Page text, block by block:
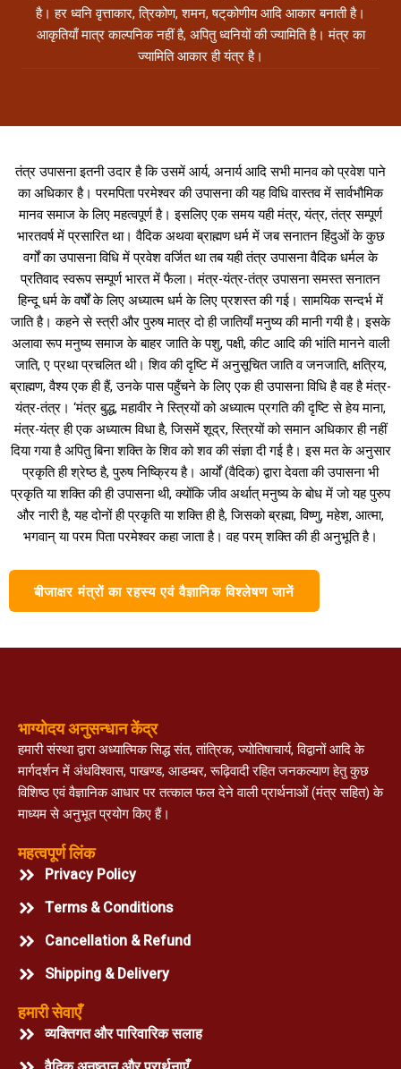
है। हर ध्वनि वृत्ताकार, त्रिकोण, शमन, षट्‌कोणीय आदि आकार बनाती है।
आकृतियाँ मात्र काल्पनिक नहीं है, अपितु ध्वनियों की ज्यामिति है। मंत्र का
ज्यामिति आकार ही यंत्र है।
तंत्र उपासना इतनी उदार है कि उसमें आर्य, अनार्य आदि सभी मानव को प्रवेश पाने
का अधिकार है। परमपिता परमेश्वर की उपासना की यह विधि वास्तव में सार्वभौमिक
मानव समाज के लिए महत्वपूर्ण है। इसलिए एक समय यही मंत्र, यंत्र, तंत्र सम्पूर्ण
भारतवर्ष में प्रसारित था। वैदिक अथवा ब्राह्मण धर्म में जब सनातन हिंदुओं के कुछ
वर्गों का उपासना विधि में प्रवेश वर्जित था तब यही तंत्र उपासना वैदिक धर्मल के
प्रतिवाद स्वरूप सम्पूर्ण भारत में फैला। मंत्र-यंत्र-तंत्र उपासना समस्त सनातन
हिन्दू धर्म के वर्षों के लिए अध्यात्म धर्म के लिए प्रशस्त की गई। सामयिक सन्दर्भ में
जाति है। कहने से स्त्री और पुरुष मात्र दो ही जातियाँ मनुष्य की मानी गयी है। इसके
अलावा रूप मनुष्य समाज के बाहर जाति के पशु, पक्षी, कीट आदि की भांति मानने वाली
जाति, ए प्रथा प्रचलित थी। शिव की दृष्टि में अनुसूचित जाति व जनजाति, क्षत्रिय,
ब्राह्मण, वैश्य एक ही हैं, उनके पास पहुँचने के लिए एक ही उपासना विधि है वह है मंत्र-
यंत्र-तंत्र। ‘मंत्र बुद्ध, महावीर ने स्त्रियों को अध्यात्म प्रगति की दृष्टि से हेय माना,
मंत्र-यंत्र ही एक अध्यात्म विधा है, जिसमें शूद्र, स्त्रियों को समान अधिकार ही नहीं
दिया गया है अपितु बिना शक्ति के शिव को शव की संज्ञा दी गई है। इस मत के अनुसार
प्रकृति ही श्रेष्ठ है, पुरुष निष्क्रिय है। आर्यों (वैदिक) द्वारा देवता की उपासना भी
प्रकृति या शक्ति की ही उपासना थी, क्योंकि जीव अर्थात् मनुष्य के बोध में जो यह पुरुप
और नारी है, यह दोनों ही प्रकृति या शक्ति ही है, जिसको ब्रह्मा, विष्णु, महेश, आत्मा,
भगवान् या परम पिता परमेश्वर कहा जाता है। वह परम् शक्ति की ही अनुभूति है।
बीजाक्षर मंत्रों का रहस्य एवं वैज्ञानिक विश्लेषण जानें
भाग्योदय अनुसन्धान केंद्र
हमारी संस्था द्वारा अध्यात्मिक सिद्ध संत, तांत्रिक, ज्योतिषाचार्य, विद्वानों आदि के
मार्गदर्शन में अंधविश्वास, पाखण्ड, आडम्बर, रूढ़िवादी रहित जनकल्याण हेतु कुछ
विशिष्ठ एवं वैज्ञानिक आधार पर तत्काल फल देने वाली प्रार्थनाओं (मंत्र सहित) के
माध्यम से अनुभूत प्रयोग किए हैं।
महत्वपूर्ण लिंक
Privacy Policy
Terms & Conditions
Cancellation & Refund
Shipping & Delivery
हमारी सेवाएँ
व्यक्तिगत और पारिवारिक सलाह